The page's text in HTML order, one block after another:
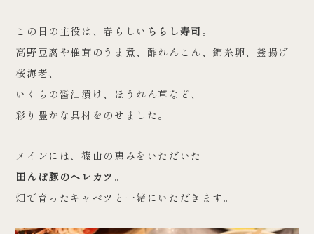
この日の主役は、春らしい ちらし寿司 。
高野豆腐や椎茸のうま煮、酢れんこん、錦糸卵、釜揚げ
桜海老、
いくらの醤油漬け、ほうれん草など、
彩り豊かな具材をのせました。
メインには、篠山の恵みをいただいた
田んぼ豚のヘレカツ 。
畑で育ったキャベツと一緒にいただきます。